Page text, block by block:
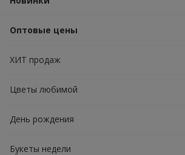
Оптовые цены
ХИТ продаж
Цветы любимой
День рождения
Букеты недели